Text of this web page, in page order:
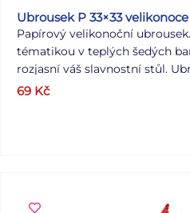
Ubrousek P 33×33
Papírový velikonoční
tématikou v teplých šedých
rozjasní váš slavnostní stůl.
třívrstvého papíru. Vhodný i
MOTIV: vajíčka v hnízdě
69 Kč